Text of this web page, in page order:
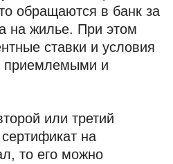
обращаются в банк за
на жилье. При этом
ставки и условия
приемлемыми и
или третий
на
то его можно